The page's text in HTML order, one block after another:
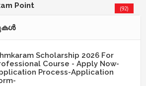
Point (92)
Scholarship 2026 For
Course - Apply Now-
Process-Application